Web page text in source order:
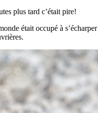
plus tard c’était pire!
était occupé à